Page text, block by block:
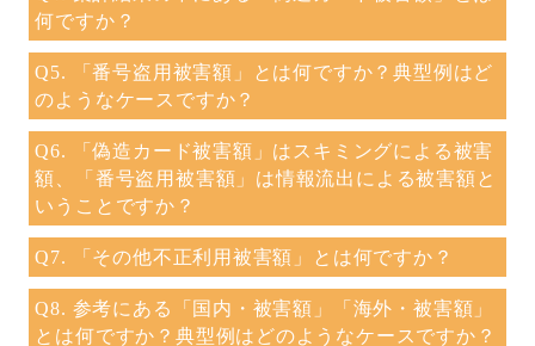
何ですか？
Q5. 「番号盗用被害額」とは何ですか？典型例はど
のようなケースですか？
Q6. 「偽造カード被害額」はスキミングによる被害
額、「番号盗用被害額」は情報流出による被害額と
いうことですか？
Q7. 「その他不正利用被害額」とは何ですか？
Q8. 参考にある「国内・被害額」「海外・被害額」
とは何ですか？典型例はどのようなケースですか？